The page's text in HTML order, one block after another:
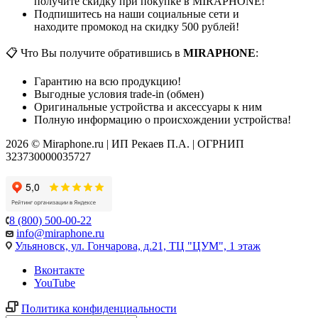
Подпишитесь на наши социальные сети и
находите промокод на скидку 500 рублей!
📋 Что Вы получите обратившись в MIRAPHONE:
Гарантию на всю продукцию!
Выгодные условия trade-in (обмен)
Оригинальные устройства и аксессуары к ним
Полную информацию о происхождении устройства!
2026 © Miraphone.ru | ИП Рекаев П.А. | ОГРНИП
323730000035727
8 (800) 500-00-22
info@miraphone.ru
Ульяновск, ул. Гончарова, д.21, ТЦ "ЦУМ", 1 этаж
Вконтакте
YouTube
Политика конфиденциальности